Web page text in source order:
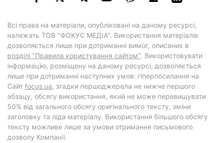
Всі права на матеріали, опубліковані на даному ресурсі,
належать ТОВ "ФОКУС МЕДІА". Використання матеріалів
дозволяється лише при дотриманні вимог, описаних в
розділі "Правила користування сайтом". Використовувати
інформацію, розміщену на даному ресурсі, дозволяється
лише при дотриманні наступних умов: гіперпосилання на
Cайт focus.ua, згадки першоджерела не нижче першого
абзацу, обсягу використання, який не може перевищувати
50% від загального обсягу оригінального тексту, зміни
заголовку та ліда матеріалу. Використання більшого обсягу
тексту можливе лише за умови отримання письмового
дозволу Компанії.